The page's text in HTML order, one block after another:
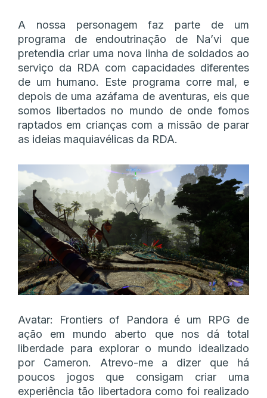
A nossa personagem faz parte de um
programa de endoutrinação de Na’vi que
pretendia criar uma nova linha de soldados ao
serviço da RDA com capacidades diferentes
de um humano. Este programa corre mal, e
depois de uma azáfama de aventuras, eis que
somos libertados no mundo de onde fomos
raptados em crianças com a missão de parar
as ideias maquiavélicas da RDA.
Avatar: Frontiers of Pandora é um RPG de
ação em mundo aberto que nos dá total
liberdade para explorar o mundo idealizado
por Cameron. Atrevo-me a dizer que há
poucos jogos que consigam criar uma
experiência tão libertadora como foi realizado